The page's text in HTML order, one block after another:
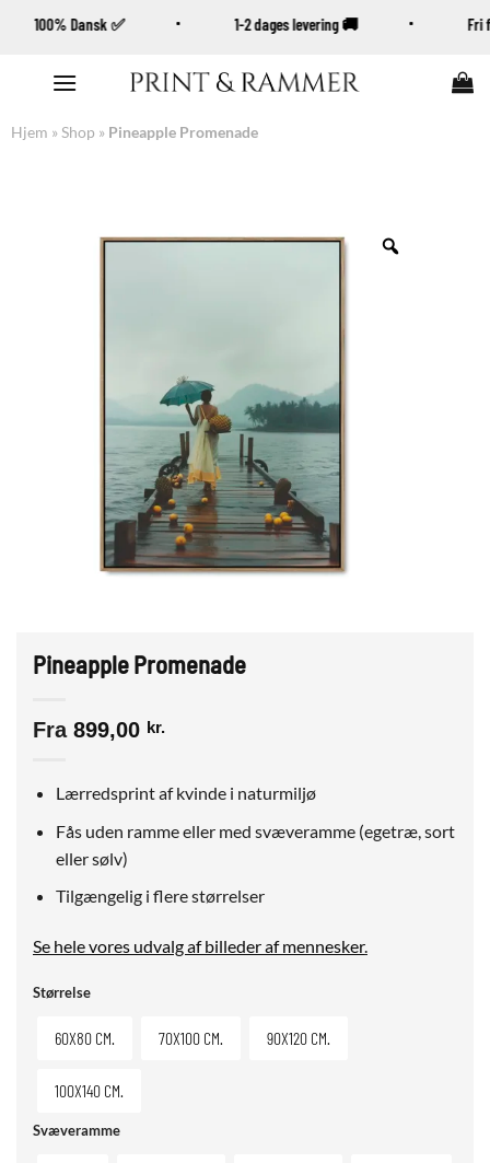
100% Dansk ✅ 1-2 dages levering 🚚
indhold
Hjem »Shop » Pineapple Promenade
Pineapple Promenade
Fra 899,00 kr.
Lærredsprint af kvinde i naturmiljø
Fås uden ramme eller med svæveramme (egetræ, sort
eller sølv)
Tilgængelig i flere størrelser
Se hele vores udvalg af billeder af mennesker.
Størrelse
60X80 CM. 70X100 CM. 90X120 CM.
100X140 CM.
Svæveramme